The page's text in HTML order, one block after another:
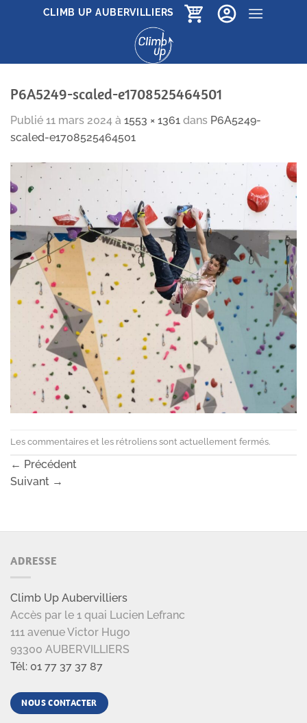
CLIMB UP AUBERVILLIERS
P6A5249-scaled-e1708525464501
Publié 11 mars 2024 à 1553 × 1361 dans P6A5249-
scaled-e1708525464501
Les commentaires et les rétroliens sont actuellement fermés.
← Précédent
Suivant →
ADRESSE
Climb Up Aubervilliers
Accès par le 1 quai Lucien Lefranc
111 avenue Victor Hugo
93300 AUBERVILLIERS
Tél: 01 77 37 37 87
NOUS CONTACTER